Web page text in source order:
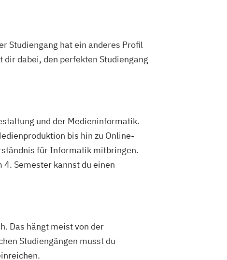
Studiengang hat ein anderes Profil
dabei, den perfekten Studiengang
und der Medieninformatik.
bis hin zu Online-
für Informatik mitbringen.
Semester kannst du einen
Das hängt meist von der
Studiengängen musst du